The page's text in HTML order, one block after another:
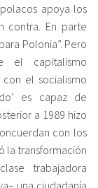
apoya los
contra. En parte
Polonia”. Pero
el capitalismo
el socialismo
es capaz de
a 1989 hizo
con los
la transformación
trabajadora
una ciudadanía